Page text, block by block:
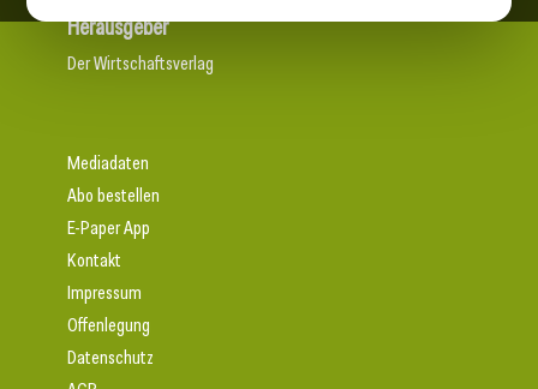
Herausgeber
Der Wirtschaftsverlag
Mediadaten
Abo bestellen
E-Paper App
Kontakt
Impressum
Offenlegung
Datenschutz